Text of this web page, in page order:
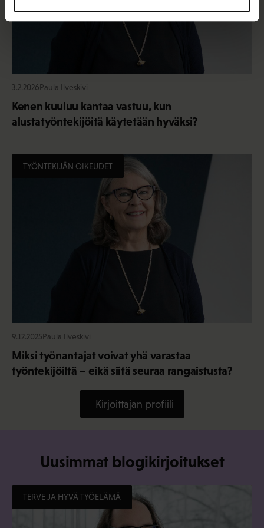
3.2.2026Paula Ilveskivi
Kenen kuuluu kantaa vastuu, kun
alustatyöntekijöitä käytetään hyväksi?
TYÖNTEKIJÄN OIKEUDET
9.12.2025Paula Ilveskivi
Miksi työnantajat voivat yhä varastaa
työntekijöiltä – eikä siitä seuraa rangaistusta?
Kirjoittajan profiili
Uusimmat blogikirjoitukset
TERVE JA HYVÄ TYÖELÄMÄ